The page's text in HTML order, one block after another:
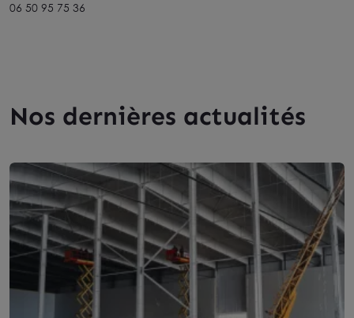
06 50 95 75 36
Nos dernières actualités